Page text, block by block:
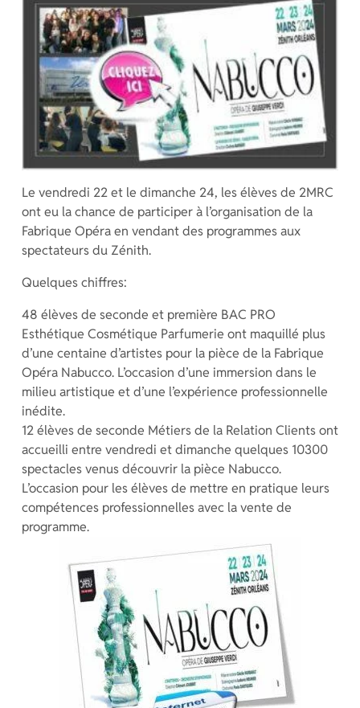
Le vendredi 22 et le dimanche 24, les élèves de 2MRC
ont eu la chance de participer à l’organisation de la
Fabrique Opéra en vendant des programmes aux
spectateurs du Zénith.
Quelques chiffres:
48 élèves de seconde et première BAC PRO
Esthétique Cosmétique Parfumerie ont maquillé plus
d’une centaine d’artistes pour la pièce de la Fabrique
Opéra Nabucco. L’occasion d’une immersion dans le
milieu artistique et d’une l’expérience professionnelle
inédite.
12 élèves de seconde Métiers de la Relation Clients ont
accueilli entre vendredi et dimanche quelques 10300
spectacles venus découvrir la pièce Nabucco.
L’occasion pour les élèves de mettre en pratique leurs
compétences professionnelles avec la vente de
programme.